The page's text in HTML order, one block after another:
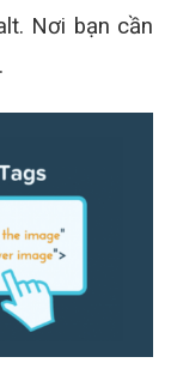
Nơi bạn cần